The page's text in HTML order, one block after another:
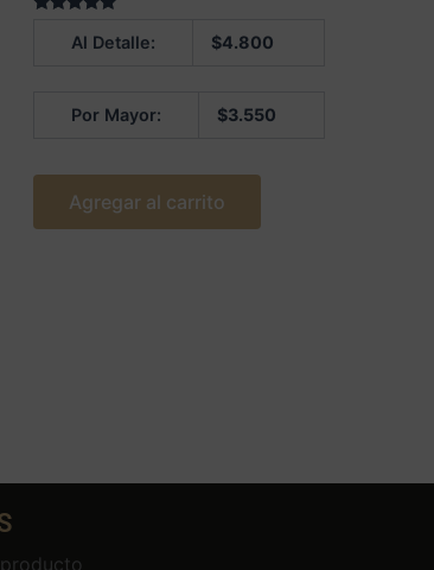
Al Detalle: $4.800
Por Mayor: $3.550
Agregar al carrito